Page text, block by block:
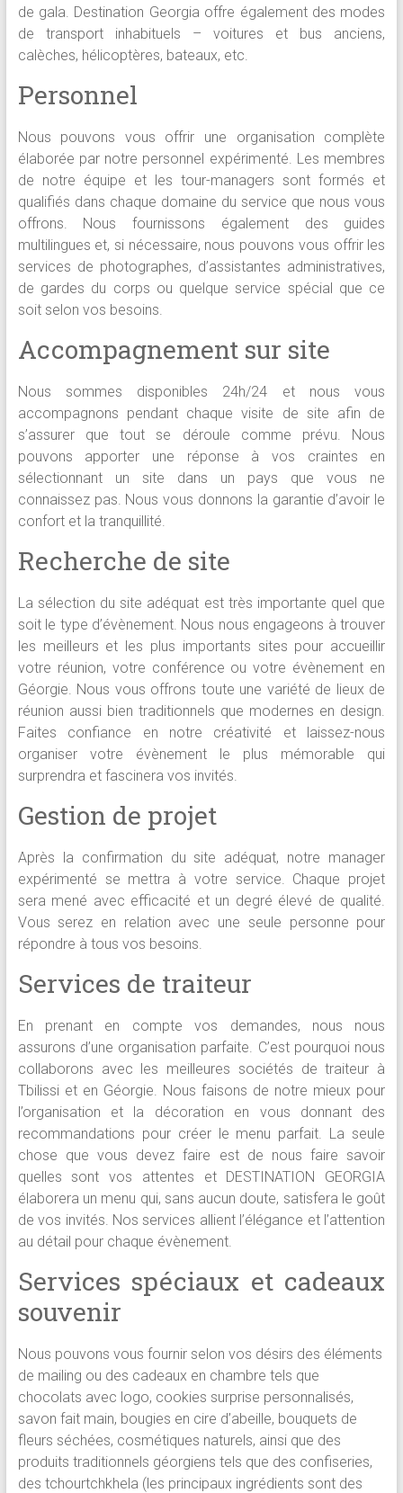
de gala. Destination Georgia offre également des modes
de transport inhabituels – voitures et bus anciens,
calèches, hélicoptères, bateaux, etc.
Personnel
Nous pouvons vous offrir une organisation complète
élaborée par notre personnel expérimenté. Les membres
de notre équipe et les tour-managers sont formés et
qualifiés dans chaque domaine du service que nous vous
offrons. Nous fournissons également des guides
multilingues et, si nécessaire, nous pouvons vous offrir les
services de photographes, d’assistantes administratives,
de gardes du corps ou quelque service spécial que ce
soit selon vos besoins.
Accompagnement sur site
Nous sommes disponibles 24h/24 et nous vous
accompagnons pendant chaque visite de site afin de
s’assurer que tout se déroule comme prévu. Nous
pouvons apporter une réponse à vos craintes en
sélectionnant un site dans un pays que vous ne
connaissez pas. Nous vous donnons la garantie d’avoir le
confort et la tranquillité.
Recherche de site
La sélection du site adéquat est très importante quel que
soit le type d’évènement. Nous nous engageons à trouver
les meilleurs et les plus importants sites pour accueillir
votre réunion, votre conférence ou votre évènement en
Géorgie. Nous vous offrons toute une variété de lieux de
réunion aussi bien traditionnels que modernes en design.
Faites confiance en notre créativité et laissez-nous
organiser votre évènement le plus mémorable qui
surprendra et fascinera vos invités.
Gestion de projet
Après la confirmation du site adéquat, notre manager
expérimenté se mettra à votre service. Chaque projet
sera mené avec efficacité et un degré élevé de qualité.
Vous serez en relation avec une seule personne pour
répondre à tous vos besoins.
Services de traiteur
En prenant en compte vos demandes, nous nous
assurons d’une organisation parfaite. C’est pourquoi nous
collaborons avec les meilleures sociétés de traiteur à
Tbilissi et en Géorgie. Nous faisons de notre mieux pour
l’organisation et la décoration en vous donnant des
recommandations pour créer le menu parfait. La seule
chose que vous devez faire est de nous faire savoir
quelles sont vos attentes et DESTINATION GEORGIA
élaborera un menu qui, sans aucun doute, satisfera le goût
de vos invités. Nos services allient l’élégance et l’attention
au détail pour chaque évènement.
Services spéciaux et cadeaux
souvenir
Nous pouvons vous fournir selon vos désirs des éléments
de mailing ou des cadeaux en chambre tels que
chocolats avec logo, cookies surprise personnalisés,
savon fait main, bougies en cire d’abeille, bouquets de
fleurs séchées, cosmétiques naturels, ainsi que des
produits traditionnels géorgiens tels que des confiseries,
des tchourtchkhela (les principaux ingrédients sont des